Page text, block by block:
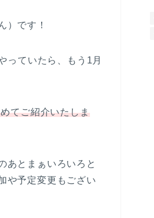
）です！
っていたら、もう1月
てご紹介いたしま
あとまぁいろいろと
や予定変更もござい